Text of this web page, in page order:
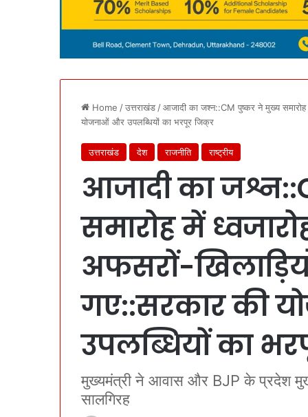
Home /उत्तराखंड /आजादी का जश्न::CM पुष्कर ने मुख्य समारोह
योजनाओं और उपलब्धियों का भरपूर जिक्र
उत्तराखंड देश राजनीति राष्ट्रीय
आजादी का
समारोह में
अफसरों-
गए::सरकार की
उपलब्धियों का
मुख्यमंत्री ने आवास और BJP के प्रदेश
सालगिरह